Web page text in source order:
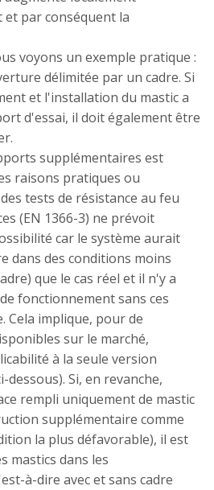
par conséquent la
voyons un exemple pratique :
délimitée par un cadre. Si
et l'installation du mastic a
d'essai, il doit également être
supplémentaires est
raisons pratiques ou
tests de résistance au feu
(EN 1366-3) ne prévoit
car le système aurait
dans des conditions moins
que le cas réel et il n'y a
fonctionnement sans ces
implique, pour de
sur le marché,
à la seule version
dessous). Si, en revanche,
rempli uniquement de mastic
supplémentaire comme
la plus défavorable), il est
mastics dans les
à-dire avec et sans cadre